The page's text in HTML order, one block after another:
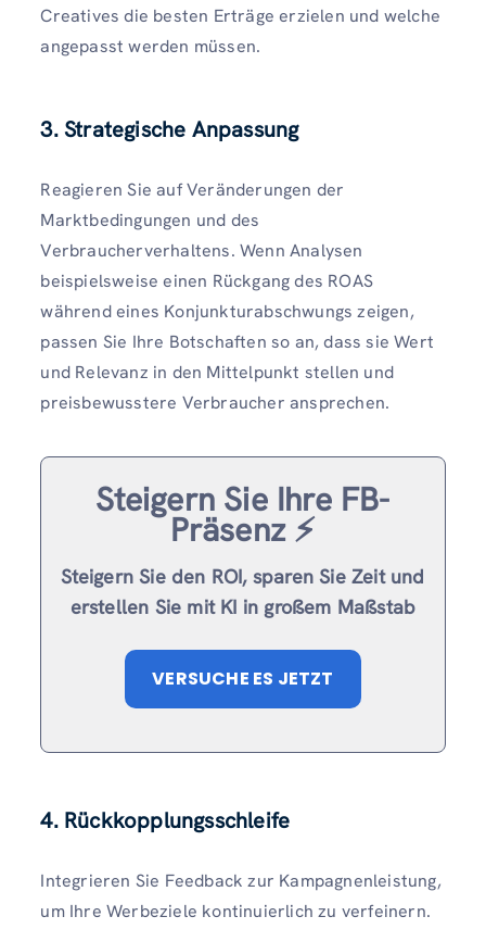
Creatives die besten Erträge erzielen und welche
angepasst werden müssen.
3. Strategische Anpassung
Reagieren Sie auf Veränderungen der
Marktbedingungen und des
Verbraucherverhaltens. Wenn Analysen
beispielsweise einen Rückgang des ROAS
während eines Konjunkturabschwungs zeigen,
passen Sie Ihre Botschaften so an, dass sie Wert
und Relevanz in den Mittelpunkt stellen und
preisbewusstere Verbraucher ansprechen.
Steigern Sie Ihre FB-
Präsenz ⚡️
Steigern Sie den ROI, sparen Sie Zeit und
erstellen Sie mit KI in großem Maßstab
VERSUCHE ES JETZT
4. Rückkopplungsschleife
Integrieren Sie Feedback zur Kampagnenleistung,
um Ihre Werbeziele kontinuierlich zu verfeinern.